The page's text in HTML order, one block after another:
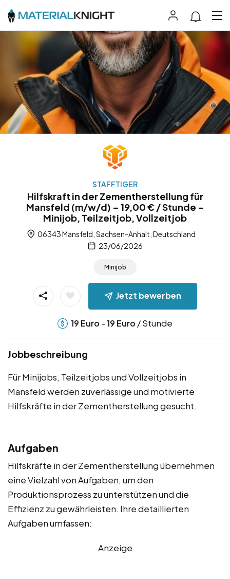
STAFFTIGER
Hilfskraft in der Zementherstellung für
Mansfeld (m/w/d) – 19,00 € / Stunde –
Minijob, Teilzeitjob, Vollzeitjob
06343 Mansfeld, Sachsen-Anhalt, Deutschland
23/06/2026
Minijob
Jetzt bewerben
19 Euro -19 Euro / Stunde
Jobbeschreibung
Für Minijobs, Teilzeitjobs und Vollzeitjobs in
Mansfeld werden zuverlässige und motivierte
Hilfskräfte in der Zementherstellung gesucht.
Aufgaben
Hilfskräfte in der Zementherstellung übernehmen
eine Vielzahl von Aufgaben, um den
Produktionsprozess zu unterstützen und die
Effizienz zu gewährleisten. Ihre detaillierten
Aufgaben umfassen:
Anzeige